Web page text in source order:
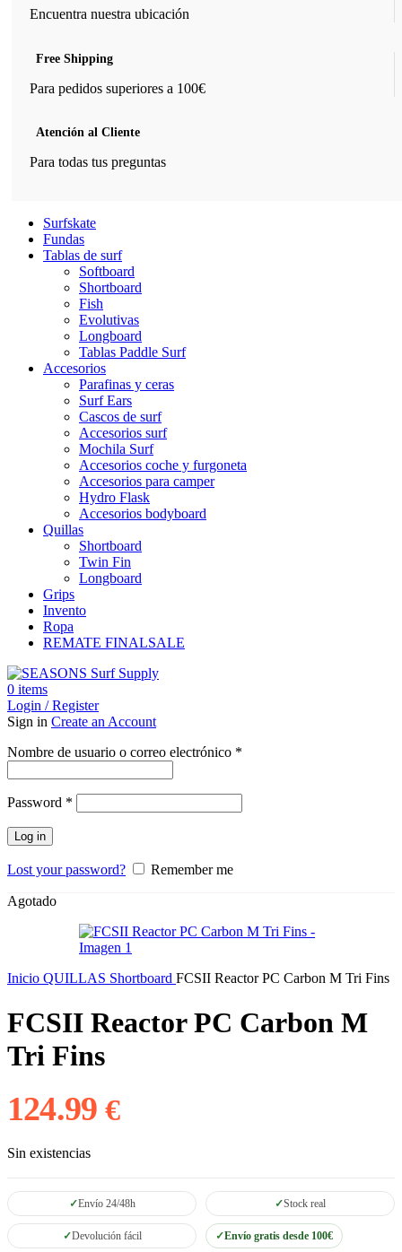
Encuentra nuestra ubicación
Free Shipping
Para pedidos superiores a 100€
Atención al Cliente
Para todas tus preguntas
Surfskate
Fundas
Tablas de surf
Softboard
Shortboard
Fish
Evolutivas
Longboard
Tablas Paddle Surf
Accesorios
Parafinas y ceras
Surf Ears
Cascos de surf
Accesorios surf
Mochila Surf
Accesorios coche y furgoneta
Accesorios para camper
Hydro Flask
Accesorios bodyboard
Quillas
Shortboard
Twin Fin
Longboard
Grips
Invento
Ropa
REMATE FINALSALE
0 items
Login / Register
Sign in Create an Account
Nombre de usuario o correo electrónico *
Password *
Log in
Lost your password? Remember me
Agotado
Inicio QUILLAS Shortboard FCSII Reactor PC Carbon M Tri Fins
FCSII Reactor PC Carbon M
Tri Fins
124.99€
Sin existencias
Envío 24/48h Stock real
Devolución fácil Envío gratis desde 100€